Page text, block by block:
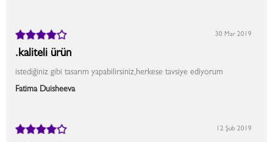
.kaliteli ürün
istediğiniz gibi tasarım yapabilirsiniz,herkese tavsiye ediyorum
Fatima Duisheeva
30 Mar 2019
12 Şub 2019